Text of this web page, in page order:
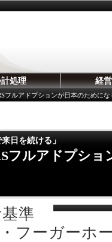
処理 経
フルアドプションが日本のためにな
日を続ける」
フルアドプショ
準
フーガーホ